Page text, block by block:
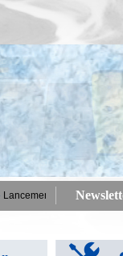
du site Web